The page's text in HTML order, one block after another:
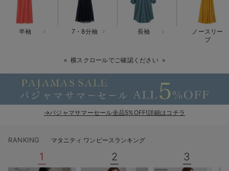
買って正解！高評価レビューアイテム
冬に可愛いニットがお得！
親子コーデ｜ママとベビーにおすすめ！
便利な育児家電
Gift Selection 出産祝い
保育園・入園準備特集
ファルスカ
半袖 7・8分袖 長袖
ノースリー
ブ
横スクロールでご確認ください
→パジャマサマーセール全品5%OFF!詳細はコチラ
RANKING マタニティ ワンピースランキング
1 2 3